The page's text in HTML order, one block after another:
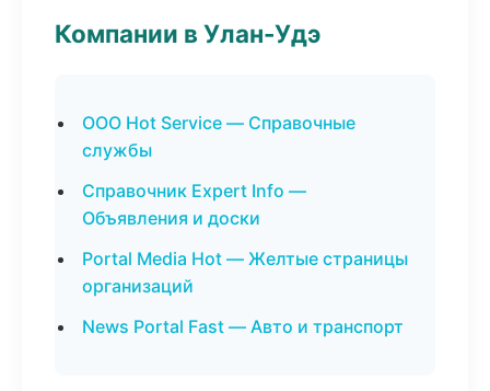
Компании в Улан-Удэ
ООО Hot Service — Справочные
службы
Справочник Expert Info —
Объявления и доски
Portal Media Hot — Желтые страницы
организаций
News Portal Fast — Авто и транспорт